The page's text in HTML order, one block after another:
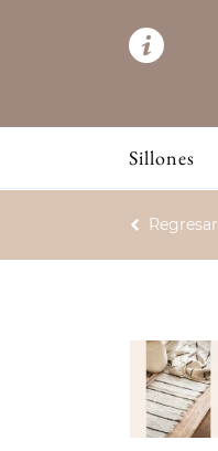
Sillones
Regresar